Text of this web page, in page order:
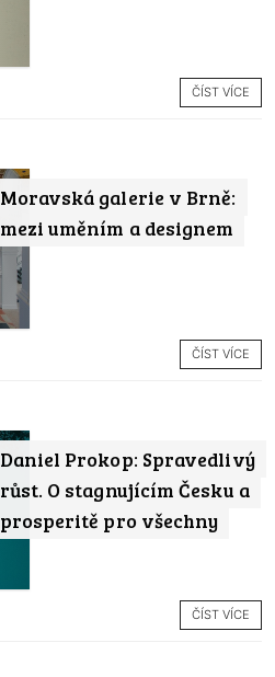
ČÍST VÍCE
Moravská galerie v Brně:
mezi uměním a designem
ČÍST VÍCE
Daniel Prokop: Spravedlivý
růst. O stagnujícím Česku a
prosperitě pro všechny
ČÍST VÍCE